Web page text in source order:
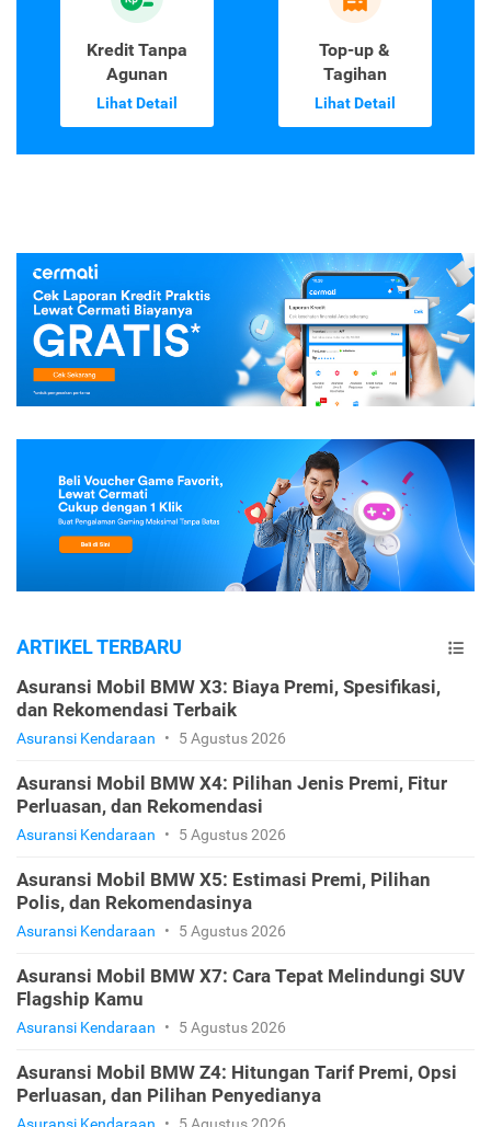
Kredit Tanpa
Agunan
Lihat Detail
Top-up &
Tagihan
Lihat Detail
ARTIKEL TERBARU
Asuransi Mobil BMW X3: Biaya Premi, Spesifikasi,
dan Rekomendasi Terbaik
Asuransi Kendaraan • 5 Agustus 2026
Asuransi Mobil BMW X4: Pilihan Jenis Premi, Fitur
Perluasan, dan Rekomendasi
Asuransi Kendaraan • 5 Agustus 2026
Asuransi Mobil BMW X5: Estimasi Premi, Pilihan
Polis, dan Rekomendasinya
Asuransi Kendaraan • 5 Agustus 2026
Asuransi Mobil BMW X7: Cara Tepat Melindungi SUV
Flagship Kamu
Asuransi Kendaraan • 5 Agustus 2026
Asuransi Mobil BMW Z4: Hitungan Tarif Premi, Opsi
Perluasan, dan Pilihan Penyedianya
Asuransi Kendaraan • 5 Agustus 2026